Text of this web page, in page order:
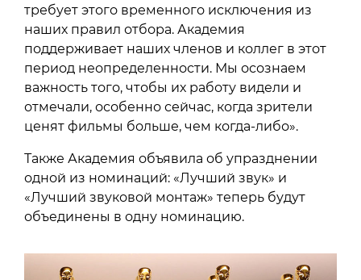
требует этого временного исключения из
наших правил отбора. Академия
поддерживает наших членов и коллег в этот
период неопределенности. Мы осознаем
важность того, чтобы их работу видели и
отмечали, особенно сейчас, когда зрители
ценят фильмы больше, чем когда-либо».
Также Академия объявила об упразднении
одной из номинаций: «Лучший звук» и
«Лучший звуковой монтаж» теперь будут
объединены в одну номинацию.